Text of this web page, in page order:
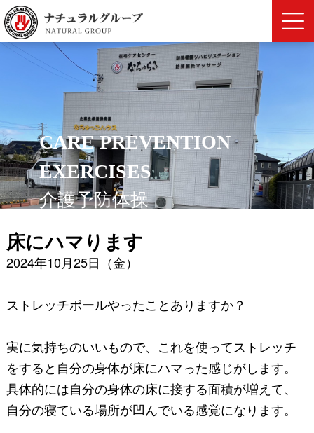
CARE PREVENTION
EXERCISES
介護予防体操
床にハマります
2024年10月25日（金）
ストレッチポールやったことありますか？
実に気持ちのいいもので、これを使ってストレッチ
をすると自分の身体が床にハマった感じがします。
具体的には自分の身体の床に接する面積が増えて、
自分の寝ている場所が凹んでいる感覚になります。